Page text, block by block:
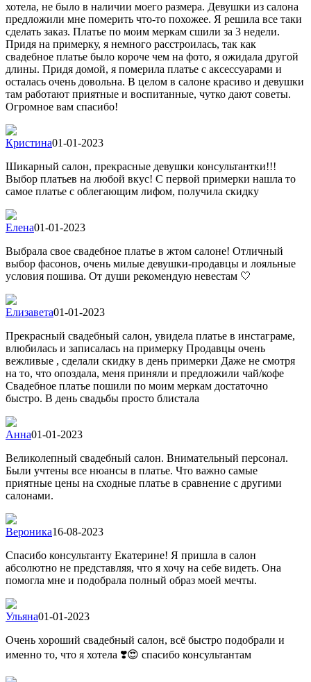
хотела, не было в наличии моего размера. Девушки из салона
предложили мне померить что-то похожее. Я решила все таки
сделать заказ. Платье по моим меркам сшили за 3 недели.
Придя на примерку, я немного расстроилась, так как
свадебное платье было короче чем на фото, я ожидала другой
длины. Придя домой, я померила платье с аксессуарами и
осталась очень довольна. В целом в салоне красиво и девушки
там работают приятные и воспитанные, чутко дают советы.
Огромное вам спасибо!
Кристина01-01-2023
Шикарный салон, прекрасные девушки консультантки!!!
Выбор платьев на любой вкус! С первой примерки нашла то
самое платье с облегающим лифом, получила скидку
Елена01-01-2023
Выбрала свое свадебное платье в жтом салоне! Отличный
выбор фасонов, очень милые девушки-продавцы и лояльные
условия пошива. От души рекомендую невестам 🤍
Елизавета01-01-2023
Прекрасный свадебный салон, увидела платье в инстаграме,
влюбилась и записалась на примерку Продавцы очень
вежливые , сделали скидку в день примерки Даже не смотря
на то, что опоздала, меня приняли и предложили чай/кофе
Свадебное платье пошили по моим меркам достаточно
быстро. В день свадьбы просто блистала
Анна01-01-2023
Великолепный свадебный салон. Внимательный персонал.
Были учтены все нюансы в платье. Что важно самые
приятные цены на сходные платье в сравнение с другими
салонами.
Вероника16-08-2023
Спасибо консультанту Екатерине! Я пришла в салон
абсолютно не представляя, что я хочу на себе видеть. Она
помогла мне и подобрала полный образ моей мечты.
Ульяна01-01-2023
Очень хороший свадебный салон, всё быстро подобрали и
именно то, что я хотела ❣️😍 спасибо консультантам